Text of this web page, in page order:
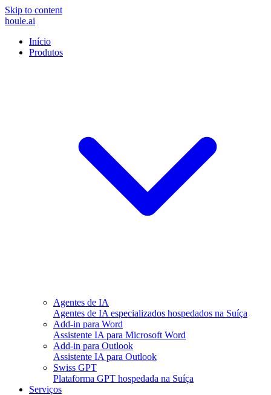
Skip to content
houle.ai
Início
Produtos
Agentes de IA
Agentes de IA especializados hospedados na Suíça
Add-in para Word
Assistente IA para Microsoft Word
Add-in para Outlook
Assistente IA para Outlook
Swiss GPT
Plataforma GPT hospedada na Suíça
Serviços